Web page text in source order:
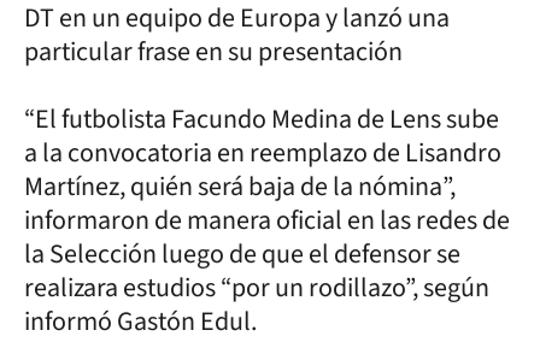
DT en un equipo de Europa y lanzó una
particular frase en su presentación
“El futbolista Facundo Medina de Lens sube
a la convocatoria en reemplazo de Lisandro
Martínez, quién será baja de la nómina”,
informaron de manera oficial en las redes de
la Selección luego de que el defensor se
realizara estudios “por un rodillazo”, según
informó Gastón Edul.